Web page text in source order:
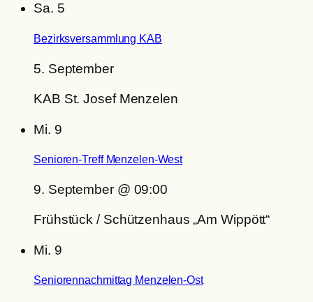
Sa. 5
Bezirksversammlung KAB
5. September
KAB St. Josef Menzelen
Mi. 9
Senioren-Treff Menzelen-West
9. September @ 09:00
Frühstück / Schützenhaus „Am Wippött“
Mi. 9
Seniorennachmittag Menzelen-Ost